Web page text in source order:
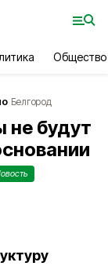
Общество
Белгород
не будут